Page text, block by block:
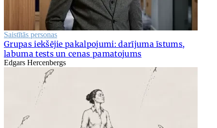
Saistītās personas
Grupas iekšējie pakalpojumi: darījuma īstums,
labuma tests un cenas pamatojums
Edgars Hercenbergs